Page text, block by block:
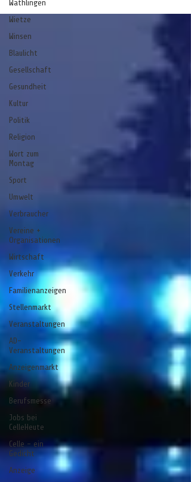
Wathlingen
Wietze
Winsen
Blaulicht
Gesellschaft
Gesundheit
Kultur
Politik
Religion
Wort zum
Montag
Sport
Umwelt
Verbraucher
Vereine +
Organisationen
Wirtschaft
Verkehr
Familienanzeigen
Stellenmarkt
Veranstaltungen
AD-
Veranstaltungen
Anzeigenmarkt
Kinder
Berufsmesse
Jobs bei
CelleHeute
Celle - ein
Gedicht
Anzeige